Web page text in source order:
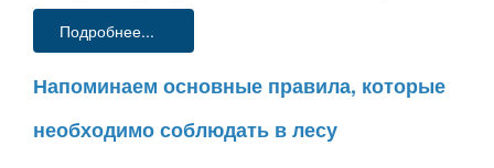
Подробнее...
Напоминаем основные правила, которые
необходимо соблюдать в лесу